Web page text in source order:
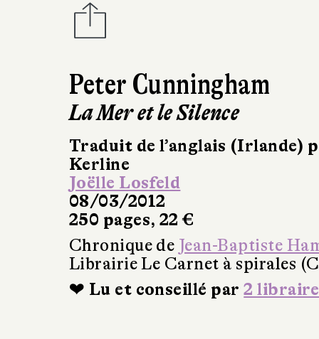
Peter Cunningham
La Mer et le Silence
Traduit de l’anglais (Irlande)
Kerline
Joëlle Losfeld
08/03/2012
250 pages, 22 €
Chronique de Jean-Baptiste
Librairie Le Carnet à spirales
❤ Lu et conseillé par2